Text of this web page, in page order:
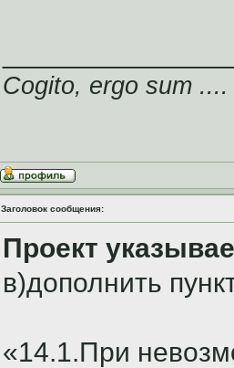
Cogito, ergo sum ....
Заголовок сообщения:
Проект
в)дополнить
«14.1.При